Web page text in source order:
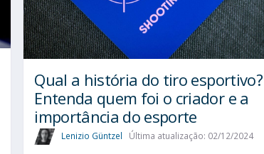
Qual a história do tiro esportivo?
Entenda quem foi o criador e a
importância do esporte
Lenizio Güntzel Última atualização: 02/12/2024